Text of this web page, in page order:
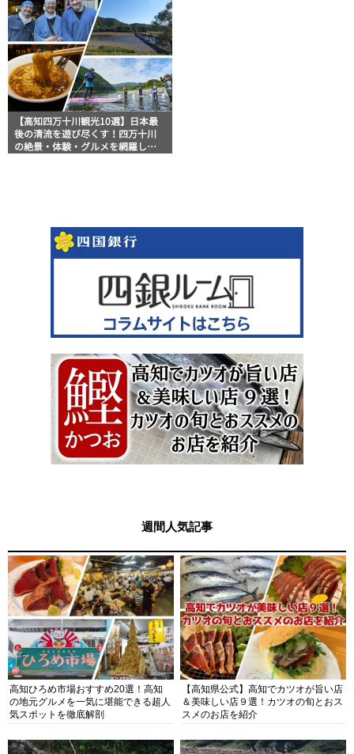
【高知四万十川観光10選】日本最
後の清流を遊び尽くす！四万十川
の絶景・体験・グルメを網羅した
週間人気記事
高知ひろめ市場おすすめ20選！高知
の地元グルメを一気に堪能できる超人
気スポットを徹底解剖
【高知県公式】高知でカツオが旨い店
＆美味しい店９選！カツオの旬とおス
スメのお店を紹介